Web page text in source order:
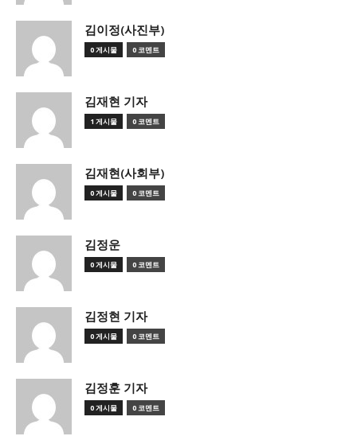
김이정(사진부)
0 게시물 0 코멘트
김재현 기자
1 게시물 0 코멘트
김재현(사회부)
0 게시물 0 코멘트
김정운
0 게시물 0 코멘트
김정현 기자
0 게시물 0 코멘트
김정훈 기자
0 게시물 0 코멘트